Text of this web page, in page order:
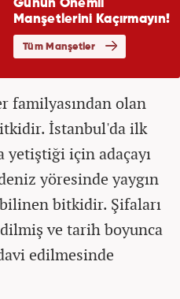
familyasından olan
İstanbul'da ilk
yetiştiği için adaçayı
yöresinde yaygın
bilinen bitkidir. Şifaları
ve tarih boyunca
edilmesinde